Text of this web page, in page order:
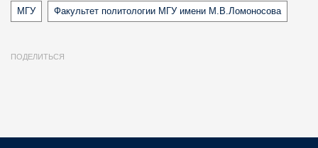
Tags
МГУ Факультет политологии МГУ имени М.В.Ломоносова
ПОДЕЛИТЬСЯ